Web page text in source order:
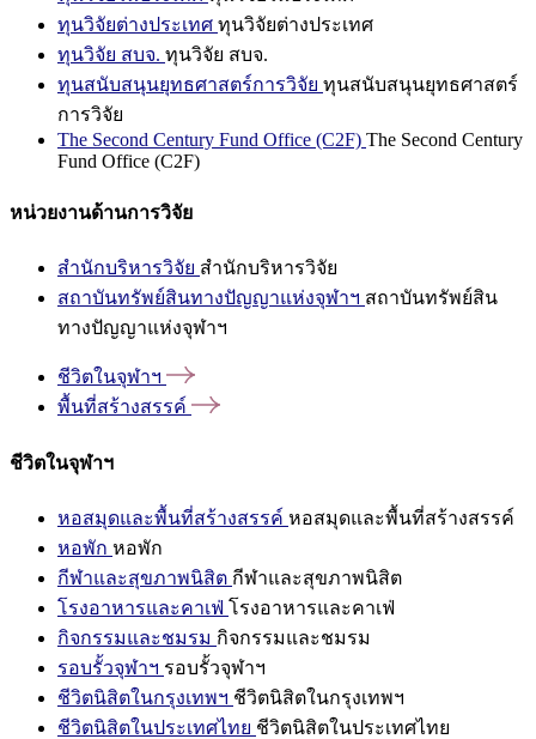
ทุนวิจัยต่างประเทศ ทุนวิจัยต่างประเทศ
ทุนวิจัย สบจ. ทุนวิจัย สบจ.
ทุนสนับสนุนยุทธศาสตร์การวิจัย ทุนสนับสนุนยุทธศาสตร์
การวิจัย
The Second Century Fund Office (C2F) The Second Century
Fund Office (C2F)
หน่วยงานด้านการวิจัย
สำนักบริหารวิจัย สำนักบริหารวิจัย
สถาบันทรัพย์สินทางปัญญาแห่งจุฬาฯ สถาบันทรัพย์สิน
ทางปัญญาแห่งจุฬาฯ
ชีวิตในจุฬาฯ
พื้นที่สร้างสรรค์
ชีวิตในจุฬาฯ
หอสมุดและพื้นที่สร้างสรรค์ หอสมุดและพื้นที่สร้างสรรค์
หอพัก หอพัก
กีฬาและสุขภาพนิสิต กีฬาและสุขภาพนิสิต
โรงอาหารและคาเฟ่ โรงอาหารและคาเฟ่
กิจกรรมและชมรม กิจกรรมและชมรม
รอบรั้วจุฬาฯ รอบรั้วจุฬาฯ
ชีวิตนิสิตในกรุงเทพฯ ชีวิตนิสิตในกรุงเทพฯ
ชีวิตนิสิตในประเทศไทย ชีวิตนิสิตในประเทศไทย